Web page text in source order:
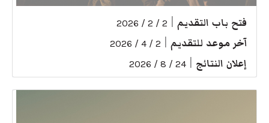
فتح باب التقديم 2 / 2 / 2026
آخر موعد للتقديم 2 / 4 / 2026
إعلان النتائج 24 / 8 / 2026